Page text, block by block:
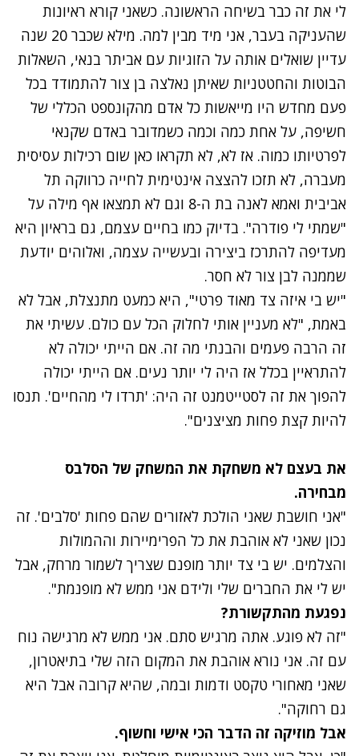
לי את זה כבר בשיחה הראשונה. כשאני קורא ראיונות
שהעניקה בעבר, אני מיד מבין למה. מילא שכבר 20 שנה
עדיין שואלים אותה על הזוגיות עם אביתר בנאי, השאלות
הבוטות והחטטניות שאיתן נאלצה בן צור להתמודד בכל
פעם מחדש היו מייאשות כל אדם מהקונספט הכללי של
חשיפה, על אחת כמה וכמה כשמדובר באדם שקנאי
לפרטיותו כמוה. אז לא, לא תקראו כאן שום רכילות עסיסית
מעברה, לא תזכו להצצה אינטימית לחייה כרווקה תל
אביבית ואמא לאנה בת ה-8 וגם לא תמצאו אף מילה על
"שמתי לי פודרה". בדיוק כמו בחיים עצמם, גם בראיון היא
מעדיפה להתרכז ביצירה ובעשייה עצמה, ואלוהים יודעת
שממנה לבן צור לא חסר.
"יש בי איזה צד מאוד פרטי", היא כמעט מתנצלת, אבל לא
באמת, "לא מעניין אותי לחלוק הכל עם כולם. עשיתי את
זה הרבה פעמים והבנתי מה זה. אם הייתי יכולה לא
להתראיין בכלל אז היה לי יותר נעים. אם הייתי יכולה
להפוך את זה לסטייטמנט זה היה: 'תרדו לי מהחיים'. תנסו
להיות קצת פחות מציצנים".
את בעצם לא משחקת את המשחק של הסלבס
מבחירה.
"אני חושבת שאני הולכת לאזורים שהם פחות 'סלבים'. זה
נכון שאני לא אוהבת את כל הפרימיירות וההמולות
והצלמים. יש בי צד יותר מופנם שצריך לשמור מרחק, אבל
יש לי את החברים שלי ולידם אני ממש לא מופנמת".
נפגעת מהתקשורת?
"זה לא פוגע. אתה מרגיש סתם. אני ממש לא מרגישה נוח
עם זה. אני נורא אוהבת את המקום הזה שלי בתיאטרון,
שאני מאחורי טקסט ודמות ובמה, שהיא קרובה אבל היא
גם רחוקה".
אבל מוזיקה זה הדבר הכי אישי וחשוף.